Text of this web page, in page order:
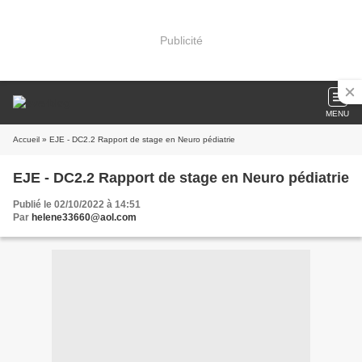
Publicité
MENU
Accueil » EJE - DC2.2 Rapport de stage en Neuro pédiatrie
EJE - DC2.2 Rapport de stage en Neuro pédiatrie
Publié le 02/10/2022 à 14:51
Par helene33660@aol.com